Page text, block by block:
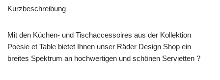
Kurzbeschreibung
Mit den Küchen- und Tischaccessoires aus der Kollektion
Poesie et Table bietet Ihnen unser Räder Design Shop ein
breites Spektrum an hochwertigen und schönen Servietten ?